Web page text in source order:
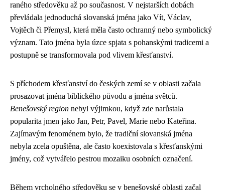
raného středověku až po současnost. V nejstarších dobách
převládala jednoduchá slovanská jména jako Vít, Václav,
Vojtěch či Přemysl, která měla často ochranný nebo symbolický
význam. Tato jména byla úzce spjata s pohanskými tradicemi a
postupně se transformovala pod vlivem křesťanství.
S příchodem křesťanství do českých zemí se v oblasti začala
prosazovat jména biblického původu a jména světců.
Benešovský region nebyl výjimkou, když zde narůstala
popularita jmen jako Jan, Petr, Pavel, Marie nebo Kateřina.
Zajímavým fenoménem bylo, že tradiční slovanská jména
nebyla zcela opuštěna, ale často koexistovala s křesťanskými
jmény, což vytvářelo pestrou mozaiku osobních označení.
Během vrcholného středověku se v benešovské oblasti začal